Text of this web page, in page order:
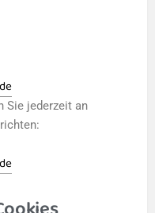
Sie jederzeit an